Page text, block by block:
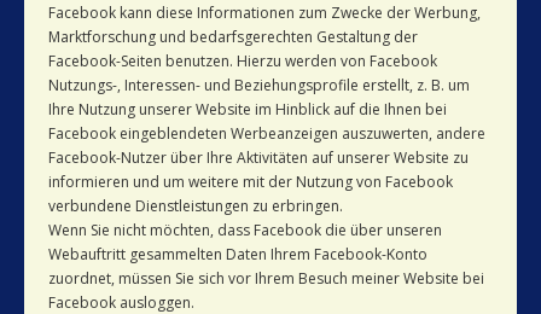
Facebook kann diese Informationen zum Zwecke der Werbung,
Marktforschung und bedarfsgerechten Gestaltung der
Facebook-Seiten benutzen. Hierzu werden von Facebook
Nutzungs-, Interessen- und Beziehungsprofile erstellt, z. B. um
Ihre Nutzung unserer Website im Hinblick auf die Ihnen bei
Facebook eingeblendeten Werbeanzeigen auszuwerten, andere
Facebook-Nutzer über Ihre Aktivitäten auf unserer Website zu
informieren und um weitere mit der Nutzung von Facebook
verbundene Dienstleistungen zu erbringen.
Wenn Sie nicht möchten, dass Facebook die über unseren
Webauftritt gesammelten Daten Ihrem Facebook-Konto
zuordnet, müssen Sie sich vor Ihrem Besuch meiner Website bei
Facebook ausloggen.